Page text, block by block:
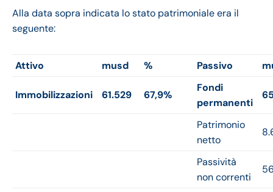
Alla data sopra indicata lo stato patrimoniale era il
seguente:
Attivo musd % Passivo
Immobilizzazioni 61.529 67,9%
Fondi
permanenti
Patrimonio
netto
Passività
non correnti